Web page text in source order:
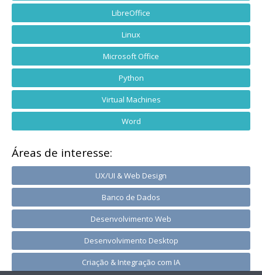
LibreOffice
Linux
Microsoft Office
Python
Virtual Machines
Word
Áreas de interesse:
UX/UI & Web Design
Banco de Dados
Desenvolvimento Web
Desenvolvimento Desktop
Criação & Integração com IA